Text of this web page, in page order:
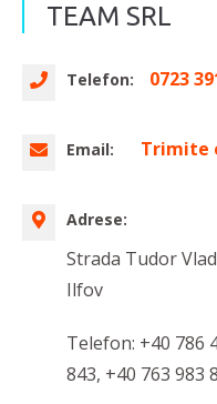
TEAM SRL
Telefon: 0723
Email: Trimite
Adrese:
Strada Tudor
Ilfov
Telefon: +40 786
843, +40 763 983